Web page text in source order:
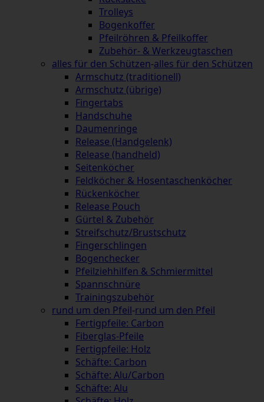
Trolleys
Bogenkoffer
Pfeilröhren & Pfeilkoffer
Zubehör- & Werkzeugtaschen
alles für den Schützen-alles für den Schützen
Armschutz (traditionell)
Armschutz (übrige)
Fingertabs
Handschuhe
Daumenringe
Release (Handgelenk)
Release (handheld)
Seitenköcher
Feldköcher & Hosentaschenköcher
Rückenköcher
Release Pouch
Gürtel & Zubehör
Streifschutz/Brustschutz
Fingerschlingen
Bogenchecker
Pfeilziehhilfen & Schmiermittel
Spannschnüre
Trainingszubehör
rund um den Pfeil-rund um den Pfeil
Fertigpfeile: Carbon
Fiberglas-Pfeile
Fertigpfeile: Holz
Schäfte: Carbon
Schäfte: Alu/Carbon
Schäfte: Alu